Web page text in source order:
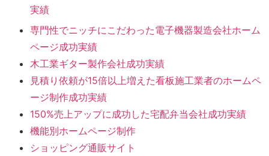
実績
専門性でニッチにこだわった電子機器製造会社ホーム
ページ成功実績
木工業ギター製作会社成功実績
見積り依頼が15倍以上増えた看板施工業者のホームペ
ージ制作成功実績
150%売上アップに成功した宅配弁当会社成功実績
機能別ホームページ制作
ショッピング通販サイト